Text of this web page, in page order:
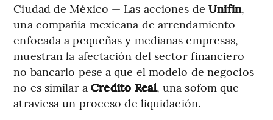
Ciudad de México — Las acciones de Unifin,
una compañía mexicana de arrendamiento
enfocada a pequeñas y medianas empresas,
muestran la afectación del sector financiero
no bancario pese a que el modelo de negocios
no es similar a Crédito Real, una sofom que
atraviesa un proceso de liquidación.